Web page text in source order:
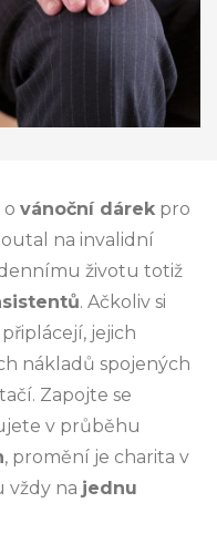
o vánoční dárek pro
na invalidní
životu totiž
. Ačkoliv si
jejich
nákladů spojených
Zapojte se
v průběhu
, promění je charita v
vždy na jednu